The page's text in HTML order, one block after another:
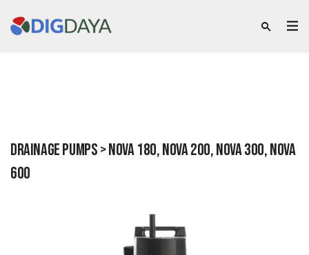
Drainage pumps > Nova 180, Nova 200, Nova 300, Nova
600